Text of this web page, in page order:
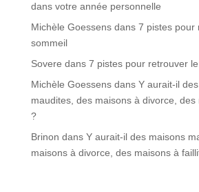
dans votre année personnelle
Michèle Goessensdans 7 pistes pour
sommeil
Sovere dans 7 pistes pour retrouver
Michèle Goessensdans Y aurait-il
maudites, des maisons à divorce, des
?
Brinon dans Y aurait-il des maisons
maisons à divorce, des maisons à